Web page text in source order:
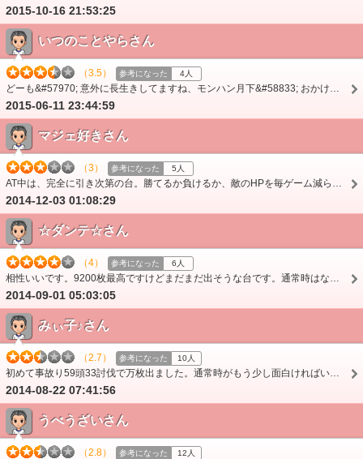
2015-10-16 21:53:25
いつのことやらさん
（3.5） 参考になった 4人
どーも&#57970; 意外に長生きしてますね、モンハン月下&#58833; おかけで、前作より楽しんでます&#58498; 先日、初の設定5または6を掴んだかもしれません。ボチ…
2015-06-11 23:44:59
マジェ好きさん
（3） 参考になった 5人
AT中は、完全に引き次第の台。勝てるか負けるか、敵のHPを毎ゲーム減らせとハラハラドキドキ叩けるのは、面白いかな。通常時は、当たるまでの消化試合。
2014-12-03 01:08:29
☆ダンテ☆さん
（4） 参考になった 6人
相性いいです。9200枚最高ですけどまだまだ出そうな台です。通常時はなかなかひま(((・・;)
2014-09-01 05:03:05
みぃ子♪さん
（2.7） 参考になった 10人
初めて事故り59頭33討伐で万枚出ました。通常時がもう少し面白ければいいのですがね
2014-08-22 07:41:56
うべうざいさん
（2.8） 参考になった 12人